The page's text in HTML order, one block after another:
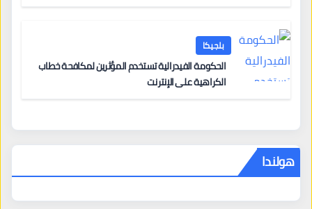
بلجيكا
الحكومة الفيدرالية تستخدم المؤثرين لمكافحة خطاب
الكراهية على الإنترنت
هولندا